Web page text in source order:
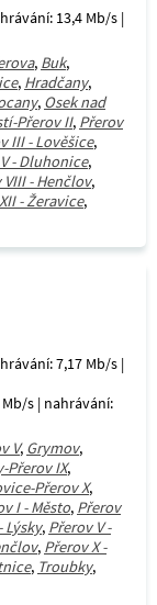
13,4 Mb/s |
, Buk,
, Hradčany,
, Osek nad
Přerov II, Přerov
III - Lověšice,
- Dluhonice,
VIII - Henčlov,
- Žeravice,
7,17 Mb/s |
s | nahrávání:
V, Grymov,
Přerov IX,
Přerov X,
I - Město, Přerov
Lýsky, Přerov V -
, Přerov X -
, Troubky,